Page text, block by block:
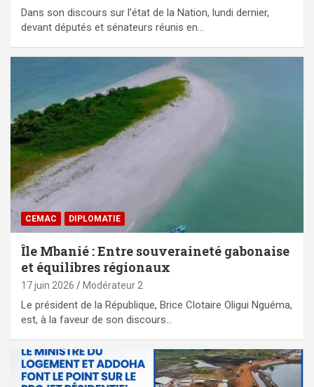
‎Dans son discours sur l’état de la Nation, lundi dernier,
devant députés et sénateurs réunis en…
CEMAC DIPLOMATIE
Île Mbanié : Entre souveraineté gabonaise
et équilibres régionaux
17 juin 2026 Modérateur 2
Le président de la République, Brice Clotaire Oligui Nguéma,
est, à la faveur de son discours…